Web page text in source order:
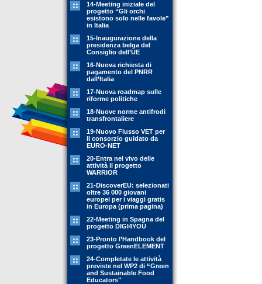
14-Meeting iniziale del
progetto “Gli orchi
esistono solo nelle favole”
in Italia
15-Inaugurazione della
presidenza belga del
Consiglio dell’UE
16-Nuova richiesta di
pagamento del PNRR
dall’Italia
17-Nuova roadmap sulle
riforme politiche
18-Nuove norme antifrodi
transfrontaliere
19-Nuovo Flusso VET per
il consorzio guidato da
EURO-NET
20-Entra nel vivo delle
attività il progetto
WARRIOR
21-DiscoverEU: selezionati
oltre 36 000 giovani
europei per i viaggi gratis
in Europa (prima pagina)
22-Meeting in Spagna del
progetto DIGI4YOU
23-Pronto l’Handbook del
progetto GreenELEMENT
24-Completate le attività
previste nel WP2 di “Green
and Sustainable Food
Educators"